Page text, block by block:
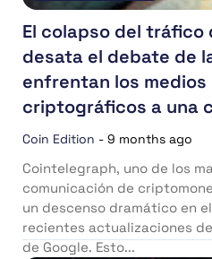
El colapso del tráfico
desata el debate de
enfrentan los
criptográficos a una
Coin Edition - 9 months ago
Cointelegraph, uno de los
comunicación de
un descenso dramático en
recientes actualizaciones
de Google. Esto...